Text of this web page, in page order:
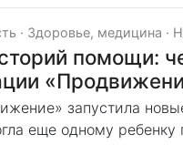
· Здоровье, медицина ·
помощи:
запустила
еще одному ребенку